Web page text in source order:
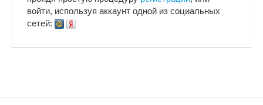
войти, используя аккаунт одной из социальных
сетей: